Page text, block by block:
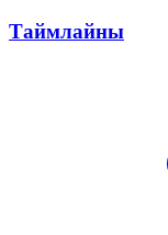
Таймлайны